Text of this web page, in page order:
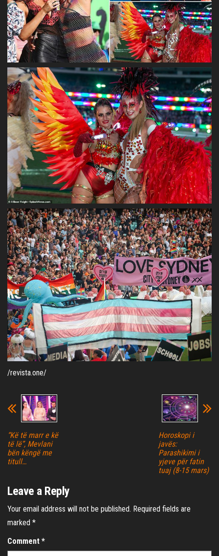
/revista.one/
“Kë të marr e kë
të lë”, Mevlani
bën këngë me
titull…
Horoskopi i
javës:
Parashikimi i
yjeve për fatin
tuaj (8-15 mars)
Leave a Reply
Your email address will not be published. Required fields are
marked *
Comment *